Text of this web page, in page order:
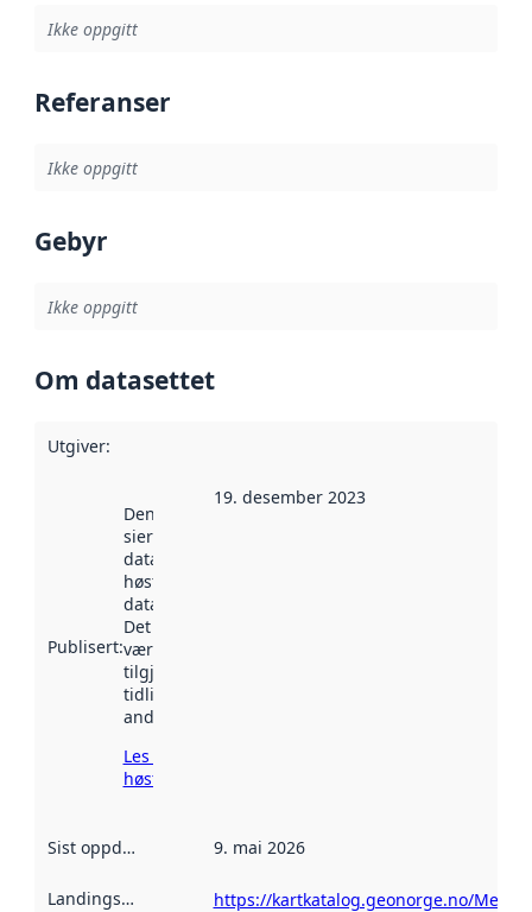
Ikke oppgitt
Referanser
Ikke oppgitt
Gebyr
Ikke oppgitt
Om datasettet
Utgiver:
Publisert:
Denne datoen
sier når
datasettet ble
høstet av
data.norge.no.
Det kan ha
vært
tilgjengelig
tidligere
andre steder.
Les mer om
høsting her
19. desember 2023
Sist oppdatert 9. mai 2026
Landingsside
https://kartkatalog.geonorge.no/